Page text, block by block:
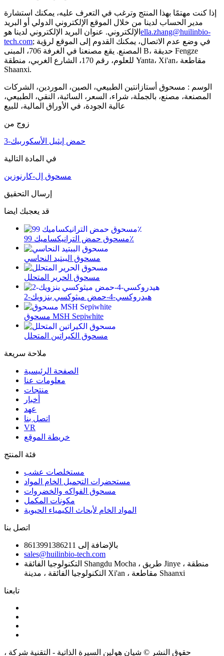
إذا كنت مهتمًا بهذا المنتج وترغب في التعرف عليه، يمكنك استشارة
مدير الحساب لدينا من خلال الموقع الإلكتروني الدولي أو البريد
الإلكتروني. عنوان البريد الإلكتروني لدينا هو ella.zhang@huilinbio-
tech.com; في وضع عدم الاتصال، يمكنك القدوم إلى الموقع لرؤية
المصنع. يقع مصنعنا في الغرفة 706، المبنى B، حديقة Fengze
للعلوم، رقم 170، الشارع الغربي، منطقة Yanta، Xi'an، مقاطعة
Shaanxi.
الوسم : مسحوق أستازانتين الطبيعي، الصين، الموردين، الشركات
المصنعة، مصنع، بالجملة، شراء، السعر، السائبة، النقي، الطبيعي،
عالية الجودة، في الأوراق المالية، للبيع
زوج من
3-حمض إيثيل الأسكوربيك
في المادة التالية
مسحوق إل-كارنوزين
إرسال التحقيق
قد يعجبك ايضا
مسحوق حمض الترانيكساميك 99٪
مسحوق الببتيد النحاسي
مسحوق الحرير المتحلل
2-هيدروكسي-4-حمض ميثوكسي بنزويك
مسحوق MSH Sepiwhite
مسحوق الكيراتين المتحلل
ملاحة سريعة
الصفحة الرئيسية
معلومات عنا
منتجات
أخبار
عهد
اتصل بنا
VR
خريطة الموقع
فئة المنتج
مستخلصات عشب
مستحضرات التجميل الخام المواد
مسحوق الفواكه والخضروات
مكونات المكمل
المواد الخام لأبحاث الكيمياء الحيوية
اتصل بنا
بالإضافة إلى 8613991386211
sales@huilinbio-tech.com
التكنولوجيا الفائقة Shangdu Mocha ، طريق Jinye ، منطقة
التكنولوجيا الفائقة ، مدينة Xi'an ، مقاطعة Shaanxi
تابعنا
حقوق النشر © شيان هولين السيرة الذاتية - التقنية شركة ،